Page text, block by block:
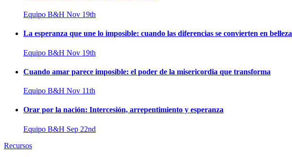
Equipo B&H Nov 19th
La esperanza que une lo imposible: cuando las diferencias se convierten en belleza
Equipo B&H Nov 19th
Cuando amar parece imposible: el poder de la misericordia que transforma
Equipo B&H Nov 11th
Orar por la nación: Intercesión, arrepentimiento y esperanza
Equipo B&H Sep 22nd
Recursos